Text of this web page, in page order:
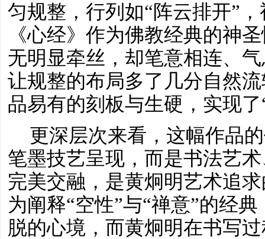
匀规整，行列如“阵云排开”
《心经》作为佛教经典的神
无明显牵丝，却笔意相连、
让规整的布局多了几分自然
品易有的刻板与生硬，实现
更深层次来看，这幅作品
笔墨技艺呈现，而是书法艺
完美交融，是黄炯明艺术追
为阐释“空性”与“禅意”的经
脱的心境，而黄炯明在书写